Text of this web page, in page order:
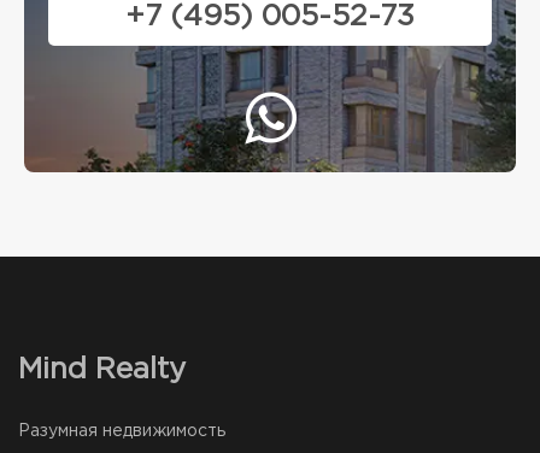
+7 (495) 005-52-73
Mind Realty
Разумная недвижимость